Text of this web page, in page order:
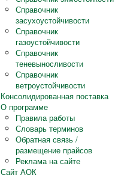
Справочник
засухоустойчивости
Справочник
газоустойчивости
Справочник
теневыносливости
Справочник
ветроустойчивости
Консолидированная поставка
О программе
Правила работы
Словарь терминов
Обратная связь /
размещение прайсов
Реклама на сайте
Сайт АОК